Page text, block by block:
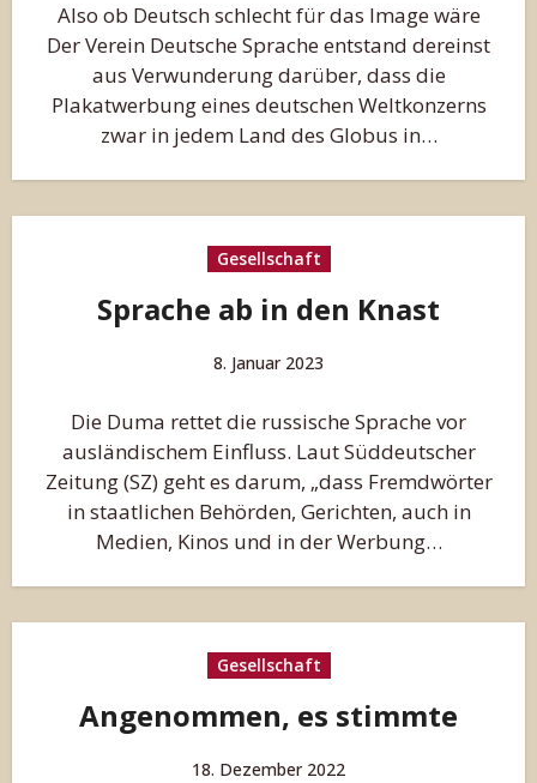
Also ob Deutsch schlecht für das Image wäre
Der Verein Deutsche Sprache entstand dereinst
aus Verwunderung darüber, dass die
Plakatwerbung eines deutschen Weltkonzerns
zwar in jedem Land des Globus in…
Gesellschaft
Sprache ab in den Knast
8. Januar 2023
Die Duma rettet die russische Sprache vor
ausländischem Einfluss. Laut Süddeutscher
Zeitung (SZ) geht es darum, „dass Fremdwörter
in staatlichen Behörden, Gerichten, auch in
Medien, Kinos und in der Werbung…
Gesellschaft
Angenommen, es stimmte
18. Dezember 2022